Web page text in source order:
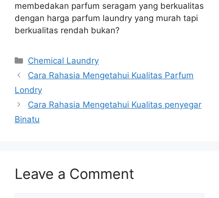
membedakan parfum seragam yang berkualitas
dengan harga parfum laundry yang murah tapi
berkualitas rendah bukan?
Categories
Chemical Laundry
Cara Rahasia Mengetahui Kualitas Parfum
Londry
Cara Rahasia Mengetahui Kualitas penyegar
Binatu
Leave a Comment